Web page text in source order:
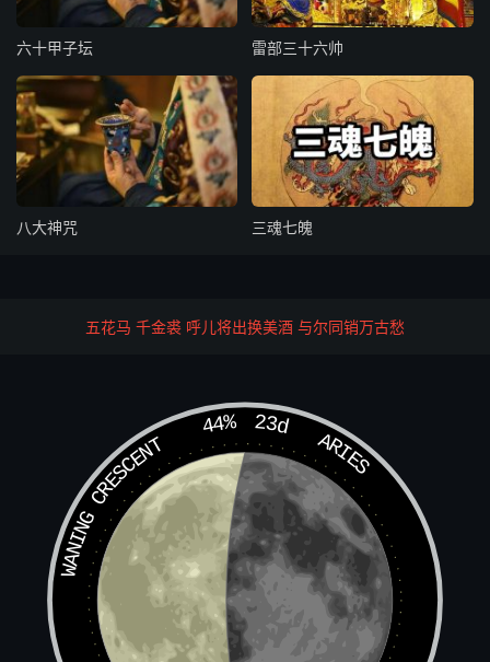
诸天星宿。同前结尾。
具位臣姓某百拜
上言：臣笺据入意。臣领词虔切，理难抑违。除已章奏宸廷
斗府，请恩施行外，谨遵元降，进呈万梵洞章上闻者。
下元三品水官大帝圣前。恭望
圣慈，允俞所请。即赐圣旨，告下三宫九府，百二十曹，合
属去处，咸令照应。特为某解除命运限内所犯天罗地网，五
虚六耗，七伤八难，九横三灾，一切厄会，并希赦宥，解而
释之。同前结尾。
笺魏祖引进
六十甲子坛 雷部三十六帅
八大神咒 三魂七魄
五花马 千金裘 呼儿将出换美酒 与尔同销万古愁
44% 23d
ARIES
WANING CRESCENT